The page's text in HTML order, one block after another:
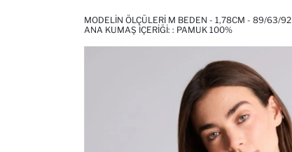
MODELIN ÖLÇÜLERI M BEDEN - 1,78CM - 89/63/92
ANA KUMAŞ İÇERIĞI: : PAMUK 100%